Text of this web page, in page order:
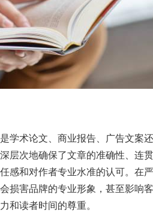
学术论文、商业报告、广告文案
层次地确保了文章的准确性、连
感和对作者专业水准的认可。在
损害品牌的专业形象，甚至影响
和读者时间的尊重。